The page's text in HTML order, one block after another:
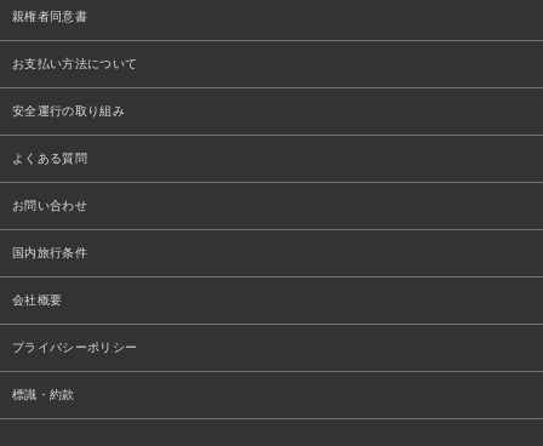
親権者同意書
お支払い方法について
安全運行の取り組み
よくある質問
お問い合わせ
国内旅行条件
会社概要
プライバシーポリシー
標識・約款